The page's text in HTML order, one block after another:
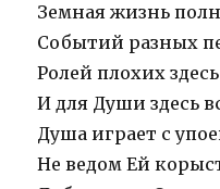
Земная жизнь
Событий разных
Ролей плохих
И для Души здесь
Душа играет с
Не ведом Ей